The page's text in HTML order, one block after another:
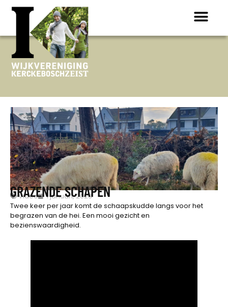
GRAZENDE SCHAPEN
Video
1 januari, 2023
Twee keer per jaar komt de schaapskudde langs voor het
begrazen van de hei. Een mooi gezicht en
bezienswaardigheid.